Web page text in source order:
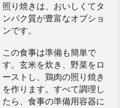
照り焼きは、おいしくてタ
ンパク質が豊富なオプショ
ンです。
この食事は準備も簡単で
す。玄米を炊き、野菜をロ
ーストし、鶏肉の照り焼き
を作ります。すべて調理し
たら、食事の準備用容器に